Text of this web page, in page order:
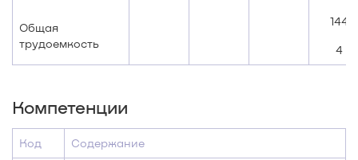
Общая
трудоемкость
144
4
Компетенции
Код Содержание